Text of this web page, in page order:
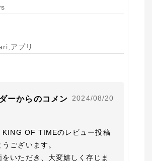
アプリ
ーからのコメン
2024/08/20
KING OF TIMEのレビュー投稿
ございます。
をいただき、大変嬉しく存じま